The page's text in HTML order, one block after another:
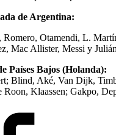
de Argentina:
Otamendi, L.
Mac Allister, Messi y
Países Bajos (Holanda):
Blind, Aké, Van Dijk,
Roon, Klaassen; Gakpo,